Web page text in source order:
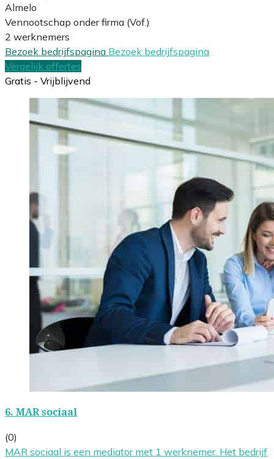
Almelo
Vennootschap onder firma (Vof.)
2 werknemers
Bezoek bedrijfspagina Bezoek bedrijfspagina
Vergelijk offertes
Gratis - Vrijblijvend
6. MAR sociaal
(0)
MAR sociaal is een mediator met 1 werknemer. Het bedrijf